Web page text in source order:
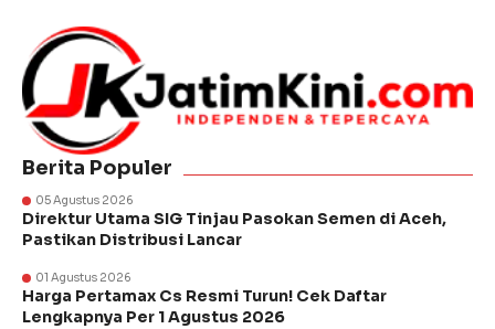
Berita Populer
05 Agustus 2026
Direktur Utama SIG Tinjau Pasokan Semen di Aceh,
Pastikan Distribusi Lancar
01 Agustus 2026
Harga Pertamax Cs Resmi Turun! Cek Daftar
Lengkapnya Per 1 Agustus 2026